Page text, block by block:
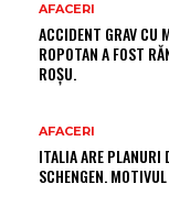
AFACERI
ACCIDENT GRAV CU
ROPOTAN A FOST
ROȘU.
AFACERI
ITALIA ARE PLANURI
SCHENGEN.